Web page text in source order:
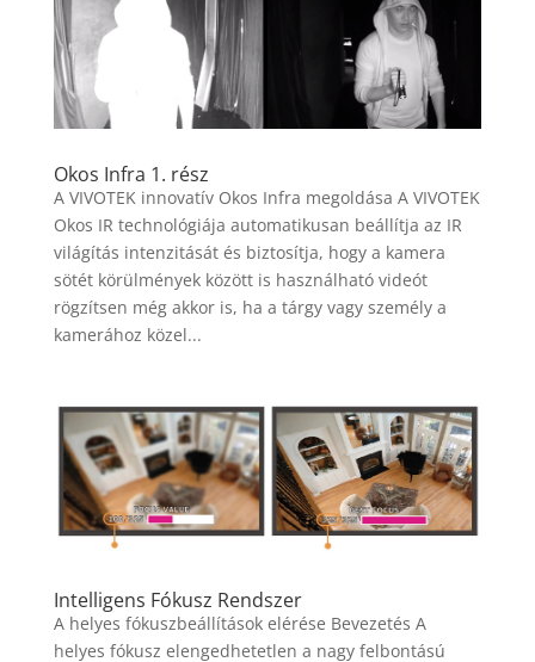
Okos Infra 1. rész
A VIVOTEK innovatív Okos Infra megoldása A VIVOTEK
Okos IR technológiája automatikusan beállítja az IR
világítás intenzitását és biztosítja, hogy a kamera
sötét körülmények között is használható videót
rögzítsen még akkor is, ha a tárgy vagy személy a
kamerához közel...
Intelligens Fókusz Rendszer
A helyes fókuszbeállítások elérése Bevezetés A
helyes fókusz elengedhetetlen a nagy felbontású